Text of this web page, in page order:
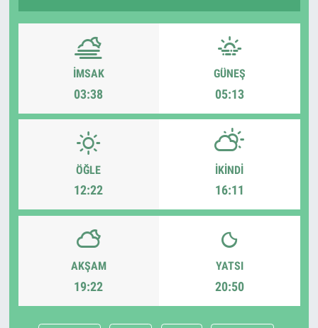
İMSAK
03:38
GÜNEŞ
05:13
ÖĞLE
12:22
İKINDI
16:11
AKŞAM
19:22
YATSI
20:50